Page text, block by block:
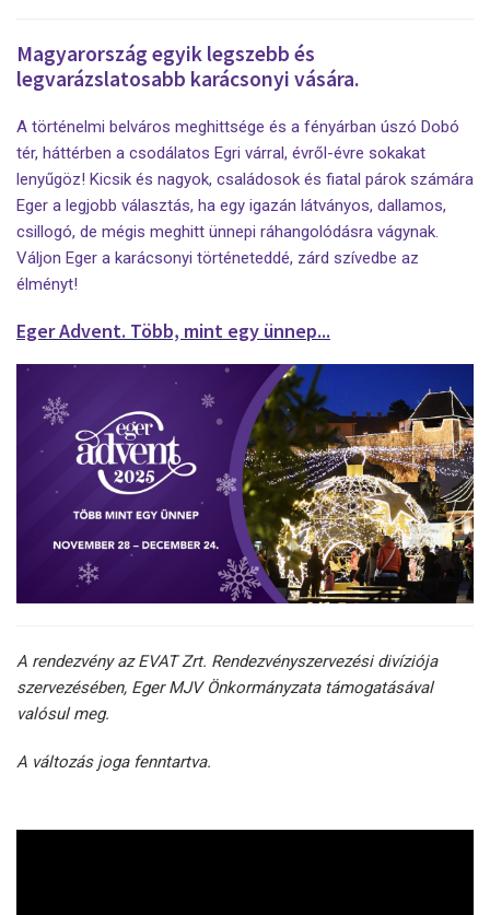
Magyarország egyik legszebb és
legvarázslatosabb karácsonyi vására.
A történelmi belváros meghittsége és a fényárban úszó Dobó
tér, háttérben a csodálatos Egri várral, évről-évre sokakat
lenyűgöz! Kicsik és nagyok, családosok és fiatal párok számára
Eger a legjobb választás, ha egy igazán látványos, dallamos,
csillogó, de mégis meghitt ünnepi ráhangolódásra vágynak.
Váljon Eger a karácsonyi történeteddé, zárd szívedbe az
élményt!
Eger Advent. Több, mint egy ünnep...
A rendezvény az EVAT Zrt. Rendezvényszervezési divíziója
szervezésében, Eger MJV Önkormányzata támogatásával
valósul meg.
A változás joga fenntartva.